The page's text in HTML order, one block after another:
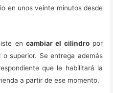
en unos veinte minutos desde
en cambiar el cilindropor
superior. Se entrega además
que le habilitará la
a partir de ese momento.